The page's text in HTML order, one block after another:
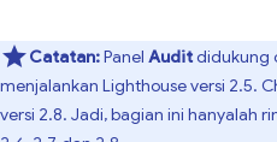
Catatan:Panel Auditdidukung
menjalankan Lighthouse versi 2.5.
versi 2.8. Jadi, bagian ini hanyalah